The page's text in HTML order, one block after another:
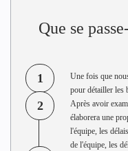
Que se
1
Une fois que
pour détailler les
2
Après avoir
élaborera une
l'équipe, les
de l'équipe, les